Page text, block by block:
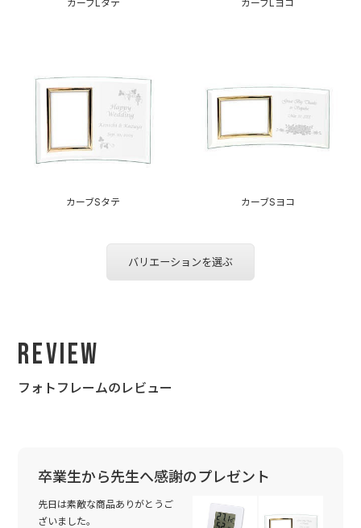
カーブLタテ カーブLヨコ
カーブSタテ カーブSヨコ
バリエーションを選ぶ
Review
フォトフレームのレビュー
卒業生から先生へ感謝のプレゼント
先日は素敵な商品ありがとうご
ざいました。